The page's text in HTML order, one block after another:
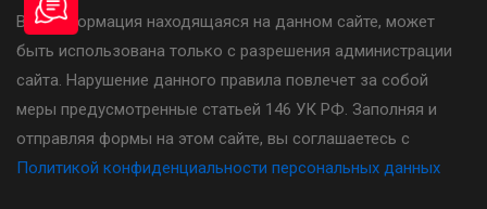
Вся информация находящаяся на данном сайте, может
быть использована только с разрешения администрации
сайта. Нарушение данного правила повлечет за собой
меры предусмотренные статьей 146 УК РФ. Заполняя и
отправляя формы на этом сайте, вы соглашаетесь с
Политикой конфиденциальности персональных данных